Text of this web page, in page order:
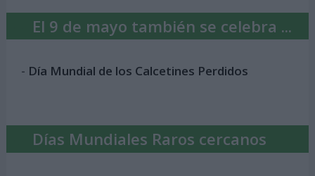
El 9 de mayo también se celebra ...
- Día Mundial de los Calcetines Perdidos
Días Mundiales Raros cercanos